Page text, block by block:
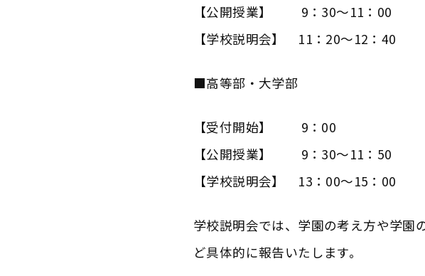
【公開授業】 9：30～11：00
【学校説明会】 11：20～12：40
■高等部・大学部
【受付開始】 9：00
【公開授業】 9：30～11：50
【学校説明会】 13：00～15：00
学校説明会では、学園の考え方や学園
ど具体的に報告いたします。